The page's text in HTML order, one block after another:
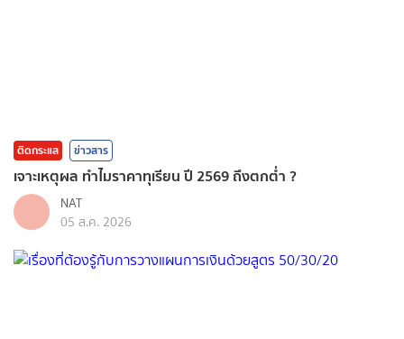
ติดกระแส ข่าวสาร
เจาะเหตุผล ทำไมราคาทุเรียน ปี 2569 ถึงตกต่ำ ?
NAT
05 ส.ค. 2026